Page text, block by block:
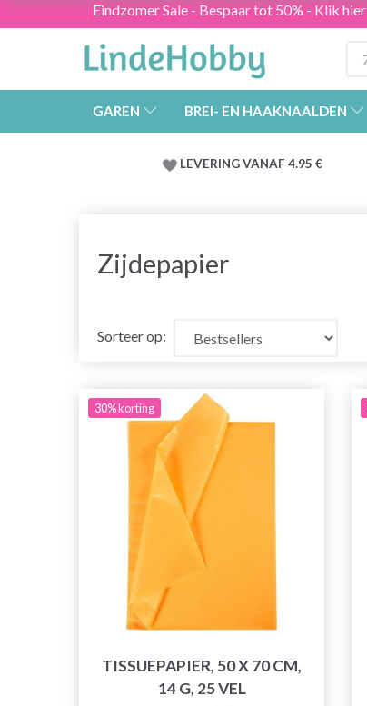
Eindzomer Sale - Bespaar tot 50% - Klik hier
GAREN BREI- EN HAAKNAALDEN
LEVERING VANAF 4.95 €
Zijdepapier
Sorteer op:
30% korting
TISSUEPAPIER, 50 X 70 CM,
14 G, 25 VEL